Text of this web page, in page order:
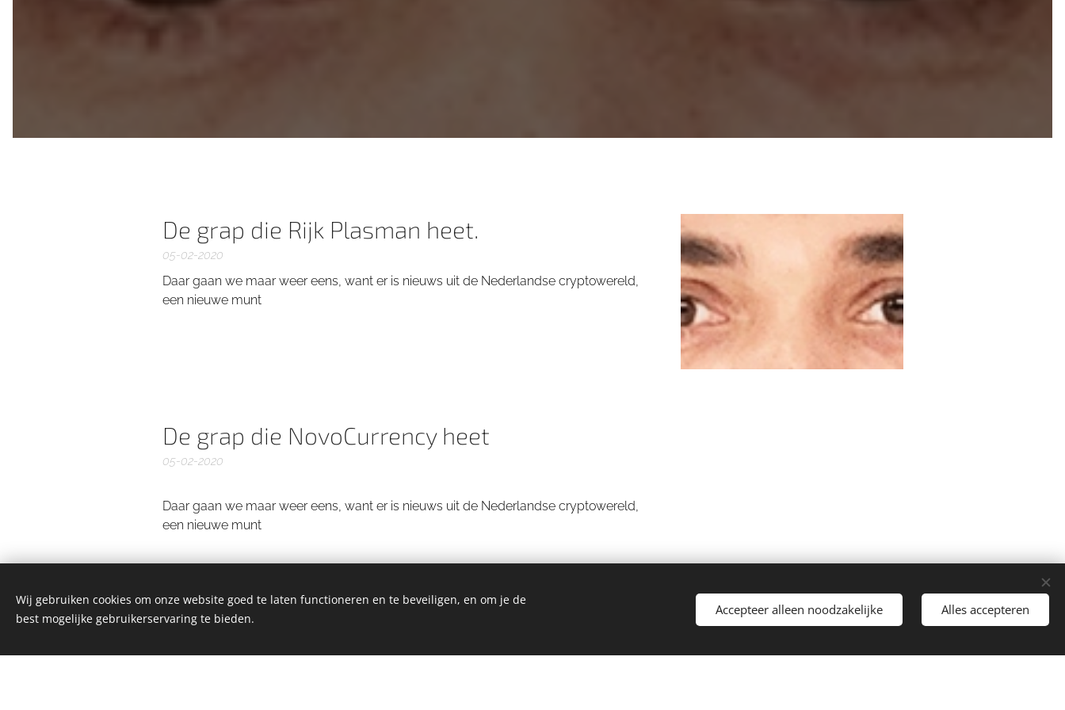
De grap die Rijk Plasman heet.
05-02-2020
Daar gaan we maar weer eens, want er is nieuws uit de Nederlandse cryptowereld,
een nieuwe munt
De grap die NovoCurrency heet
05-02-2020
Daar gaan we maar weer eens, want er is nieuws uit de Nederlandse cryptowereld,
een nieuwe munt
Wij gebruiken cookies om onze website goed te laten functioneren en te beveiligen, en om je de
best mogelijke gebruikerservaring te bieden.
Accepteer alleen noodzakelijke Alles accepteren